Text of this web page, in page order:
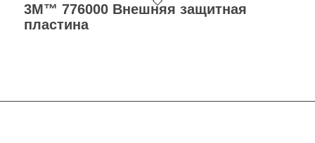
3M™ 776000 Внешняя защитная
пластина